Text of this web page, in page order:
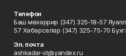
Телефон
Баш мөхәррир (347) 325-18-57
57 Хәбәрселәр (347) 325-75-70
Эл. почта
ashkadar-st@yandex.ru